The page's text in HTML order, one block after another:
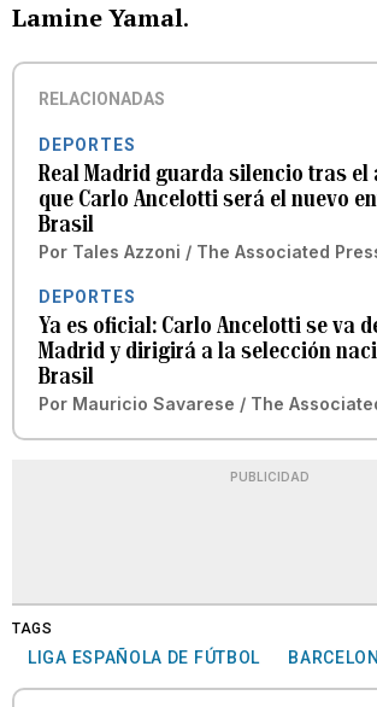
Lamine Yamal.
RELACIONADAS
DEPORTES
Real Madrid guarda silencio tras el
que Carlo Ancelotti será el nuevo
Brasil
Por Tales Azzoni / The Associated
DEPORTES
Ya es oficial: Carlo Ancelotti se va
Madrid y dirigirá a la selección
Brasil
Por Mauricio Savarese / The
PUBLICIDAD
TAGS
LIGA ESPAÑOLA DE FÚTBOL